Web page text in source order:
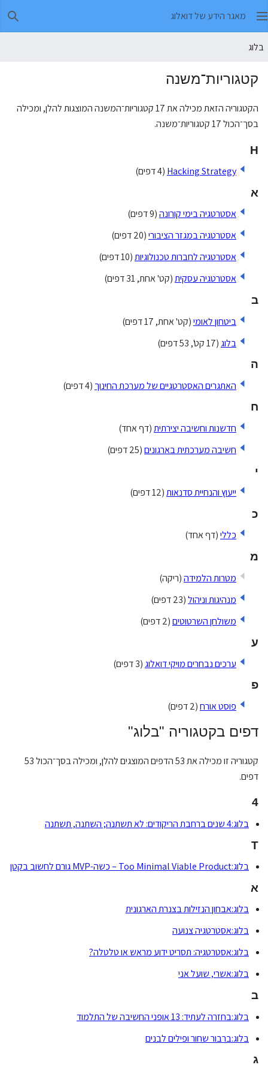
מאגר הידע של דואלוג
בלוג
קטגוריות־משנה
הקטגוריה הזאת מכילה את 17 קטגוריות־המשנה המוצגות להלן, ומכילה
בסך־הכול 17 קטגוריות־משנה.
H
Hacking Strategy (4 דפים)
א
אסטרטגיה בימי קורונה(9 דפים)
אסטרטגיה במגזר הציבורי(20 דפים)
אסטרטגיה לחברות טכנולוגיות(10 דפים)
אסטרטגיה עסקית(קט' אחת, 31 דפים)
ב
ביטחון לאומי(קט' אחת, 17 דפים)
בלוג (17 קט', 53 דפים)
ה
האתגרים האסטרטגיים של מערכת החינוך (4 דפים)
ח
חדשנות וחשיבה יצירתית(דף אחד)
חשיבה מערכתית בארגונים(25 דפים)
י
ייעוץ והנחיית סדנאות(12 דפים)
כ
כללי(דף אחד)
מ
מטרות הלמידה(ריקה)
מנהיגות וניהול(23 דפים)
משולחן השרטוטים(2 דפים)
ע
ערכים נבחרים מויקי דואלוג (3 דפים)
פ
פוסט אורח(2 דפים)
דפים בקטגוריה "בלוג"
קטגוריה זו מכילה את 53 הדפים המוצגים להלן, ומכילה בסך־הכול 53
דפים.
4
בלוג:4 שנים ברחבת הריקודים: לא תשתנה; השתנה, תשתנה
T
בלוג:Too Minimal Viable Product – כשה-MVP גורם לחשוב בקטן
א
בלוג:אבחון הנזילות בצנרת הארגונית
בלוג:אסטרטגיה צנועה
בלוג:אסטרטגיה: תסריט ידוע מראש או טלטלה?
בלוג:אשרי, שועל אני
ב
בלוג:בחזרה לעתיד: 13 אופני החשיבה של התלמוד
בלוג:ברבור שחור ופילים לבנים
ג